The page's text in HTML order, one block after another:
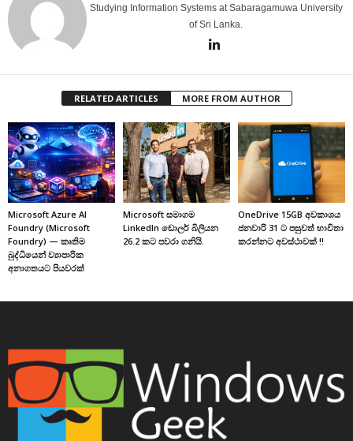
Studying Information Systems at Sabaragamuwa University
of Sri Lanka.
RELATED ARTICLES MORE FROM AUTHOR
Microsoft Azure AI
Foundry (Microsoft
Foundry) — කෘතිම
බුද්ධියෙන් ව්‍යාපාරික
අනාගතයට පියවරක්
Microsoft සමාගම
LinkedIn ඩොලර් බිලියන
26.2 කට පවරා ගනියි.
OneDrive 15GB අවකාශය
ජනවාරි 31 ට පසුවත් භාවිතා
කරන්නට අවස්ථාවක් !!